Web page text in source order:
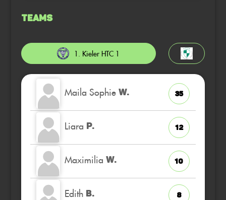
Teams
1. Kieler HTC 1
Maila Sophie W. 35
Liara P. 12
Maximilia W. 10
Edith B. 8